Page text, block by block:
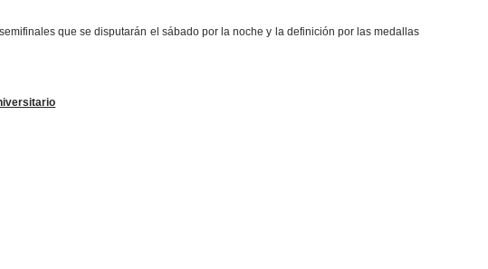
que se disputarán el sábado por la noche y la definición por las medallas